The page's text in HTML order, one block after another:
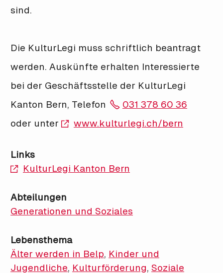
sind.
Die KulturLegi muss schriftlich beantragt
werden. Auskünfte erhalten Interessierte
bei der Geschäftsstelle der KulturLegi
Kanton Bern, Telefon
031 378 60 36
oder unter
www.kulturlegi.ch/bern
Links
KulturLegi Kanton Bern
Abteilungen
Generationen und Soziales
Lebensthema
Älter werden in Belp, Kinder und
Jugendliche, Kulturförderung, Soziale